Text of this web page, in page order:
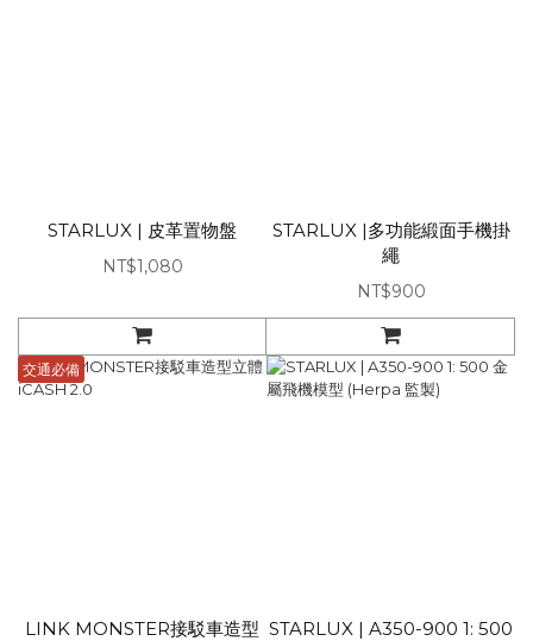
STARLUX | 皮革置物盤
NT$1,080
STARLUX |多功能緞面手機掛
繩
NT$900
交通必備
LINK MONSTER接駁車造型 STARLUX | A350-900 1: 500